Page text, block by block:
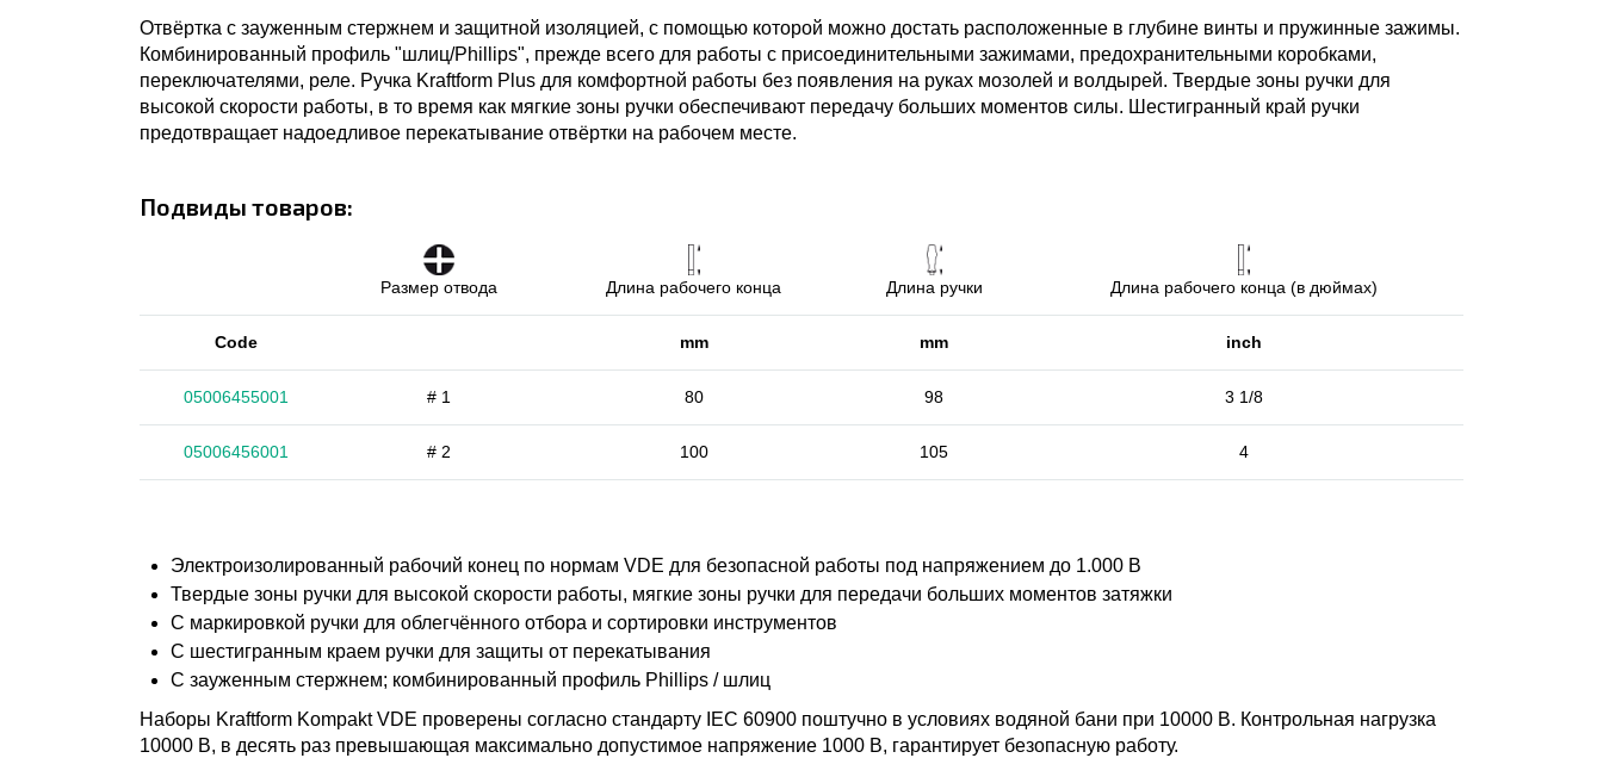
Отвёртка с зауженным стержнем и защитной изоляцией, с помощью которой можно достать расположенные в глубине винты и пружинные зажимы.
Комбинированный профиль "шлиц/Phillips", прежде всего для работы с присоединительными зажимами, предохранительными коробками,
переключателями, реле. Ручка Kraftform Plus для комфортной работы без появления на руках мозолей и волдырей. Твердые зоны ручки для
высокой скорости работы, в то время как мягкие зоны ручки обеспечивают передачу больших моментов силы. Шестигранный край ручки
предотвращает надоедливое перекатывание отвёртки на рабочем месте.
Подвиды товаров:
Размер отвода Длина рабочего конца Длина ручки Длина рабочего конца (в дюймах)
Code mm mm inch
05006455001 # 1 80 98 3 1/8
05006456001 # 2 100 105 4
Электроизолированный рабочий конец по нормам VDE для безопасной работы под напряжением до 1.000 В
Твердые зоны ручки для высокой скорости работы, мягкие зоны ручки для передачи больших моментов затяжки
С маркировкой ручки для облегчённого отбора и сортировки инструментов
С шестигранным краем ручки для защиты от перекатывания
С зауженным стержнем; комбинированный профиль Phillips / шлиц
Наборы Kraftform Kompakt VDE проверены согласно стандарту IEC 60900 поштучно в условиях водяной бани при 10000 B. Контрольная нагрузка
10000 B, в десять раз превышающая максимально допустимое напряжение 1000 B, гарантирует безопасную работу.